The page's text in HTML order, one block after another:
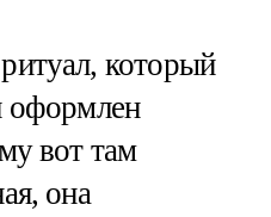
который
оформлен
вот там
она